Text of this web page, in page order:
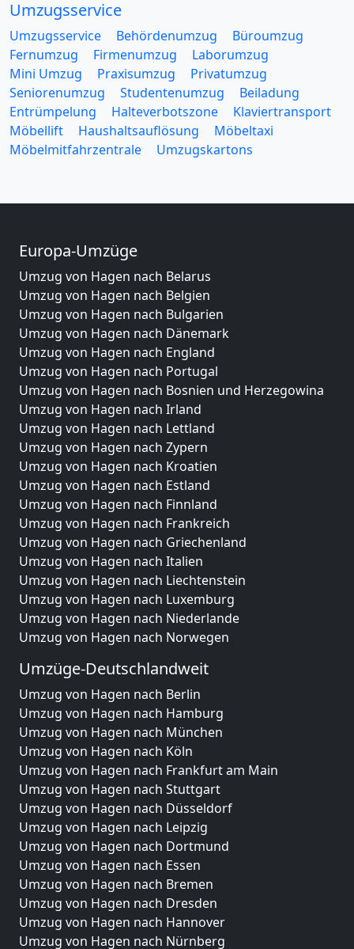
Umzugsservice
Umzugsservice Behördenumzug
Büroumzug
Fernumzug
Firmenumzug
Laborumzug
Mini Umzug
Praxisumzug
Privatumzug
Seniorenumzug
Studentenumzug
Beiladung
Entrümpelung
Halteverbotszone
Klaviertransport
Möbellift
Haushaltsauflösung
Möbeltaxi
Möbelmitfahrzentrale
Umzugskartons
Europa-Umzüge
Umzug von Hagen nach Belarus
Umzug von Hagen nach Belgien
Umzug von Hagen nach Bulgarien
Umzug von Hagen nach Dänemark
Umzug von Hagen nach England
Umzug von Hagen nach Portugal
Umzug von Hagen nach Bosnien und Herzegowina
Umzug von Hagen nach Irland
Umzug von Hagen nach Lettland
Umzug von Hagen nach Zypern
Umzug von Hagen nach Kroatien
Umzug von Hagen nach Estland
Umzug von Hagen nach Finnland
Umzug von Hagen nach Frankreich
Umzug von Hagen nach Griechenland
Umzug von Hagen nach Italien
Umzug von Hagen nach Liechtenstein
Umzug von Hagen nach Luxemburg
Umzug von Hagen nach Niederlande
Umzug von Hagen nach Norwegen
Umzüge-Deutschlandweit
Umzug von Hagen nach Berlin
Umzug von Hagen nach Hamburg
Umzug von Hagen nach München
Umzug von Hagen nach Köln
Umzug von Hagen nach Frankfurt am Main
Umzug von Hagen nach Stuttgart
Umzug von Hagen nach Düsseldorf
Umzug von Hagen nach Leipzig
Umzug von Hagen nach Dortmund
Umzug von Hagen nach Essen
Umzug von Hagen nach Bremen
Umzug von Hagen nach Dresden
Umzug von Hagen nach Hannover
Umzug von Hagen nach Nürnberg